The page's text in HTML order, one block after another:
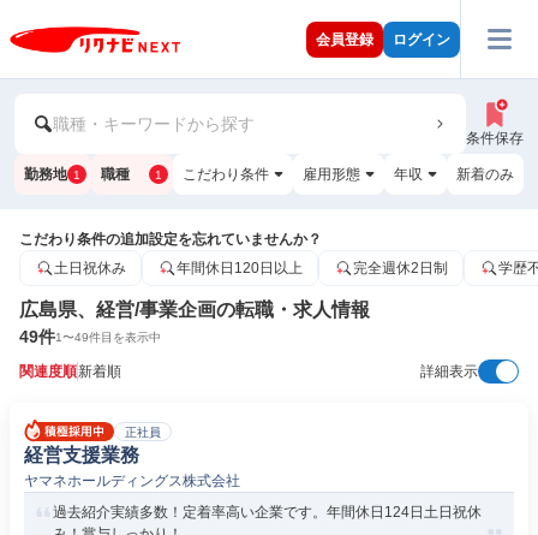
会員登録 ログイン
職種・キーワードから探す
条件保存
勤務地 1 職種 1 こだわり条件 雇用形態 年収 新着のみ
こだわり条件の追加設定を忘れていませんか？
土日祝休み
年間休日120日以上 完全週休2日制 学歴
広島県、経営/事業企画の転職・求人情報
49件1〜49件目を表示中
関連度順新着順 詳細表示
正社員
経営支援業務
ヤマネホールディングス株式会社
過去紹介実績多数！定着率高い企業です。年間休日124日土日祝休